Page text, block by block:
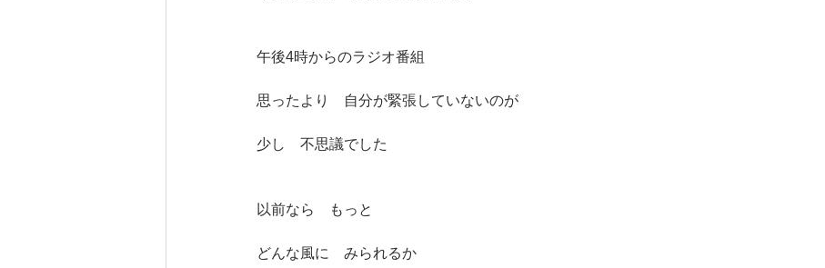
午後4時からのラジオ番組
思ったより　自分が緊張していないのが
少し　不思議でした
以前なら　もっと
どんな風に　みられるか